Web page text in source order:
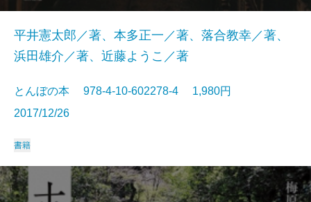
平井憲太郎／著、本多正一／著、落合教幸／著、
浜田雄介／著、近藤ようこ／著
とんぼの本 978-4-10-602278-4 1,980円
2017/12/26
書籍